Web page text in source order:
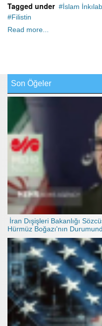
Tagged under İslam
Filistin
Read more...
Son Öğeler
İran Dışişleri Bakanlığı
Hürmüz Boğazı'nın